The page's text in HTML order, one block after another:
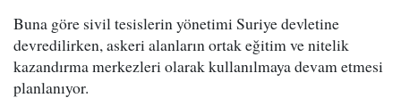
Buna göre sivil tesislerin yönetimi Suriye devletine
devredilirken, askeri alanların ortak eğitim ve nitelik
kazandırma merkezleri olarak kullanılmaya devam etmesi
planlanıyor.